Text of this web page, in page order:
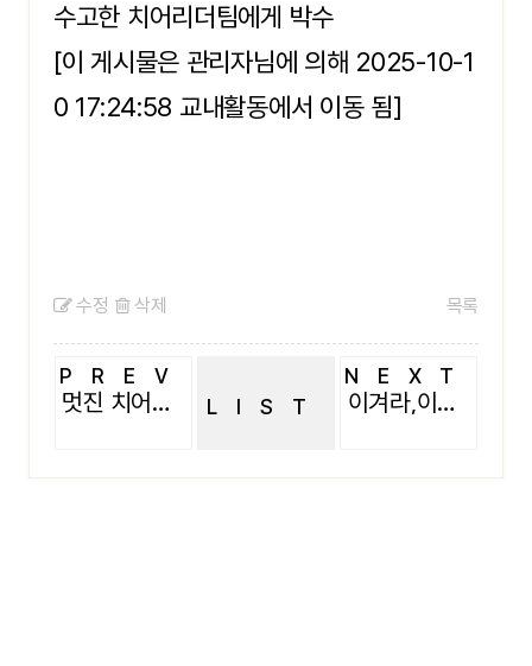
수고한 치어리더팀에게 박수
[이 게시물은 관리자님에 의해 2025-10-1
0 17:24:58 교내활동에서 이동 됨]
수정 삭제 목록
PREV
멋진 치어리더팀 LIST
NEXT
이겨라,이겨라!~